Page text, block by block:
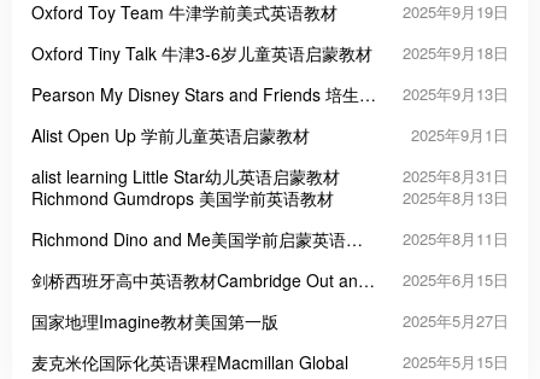
Oxford Toy Team 牛津学前美式英语教材 2025年9月19日
Oxford Tiny Talk 牛津3-6岁儿童英语启蒙教材 2025年9月18日
Pearson My Disney Stars and Friends 培生迪
2025年9月13日
Alist Open Up 学前儿童英语启蒙教材 2025年9月1日
alist learning Little Star幼儿英语启蒙教材 2025年8月31日
Richmond Gumdrops 美国学前英语教材 2025年8月13日
Richmond Dino and Me美国学前启蒙英语教
2025年8月11日
剑桥西班牙高中英语教材Cambridge Out and
2025年6月15日
国家地理Imagine教材美国第一版 2025年5月27日
麦克米伦国际化英语课程Macmillan Global 2025年5月15日